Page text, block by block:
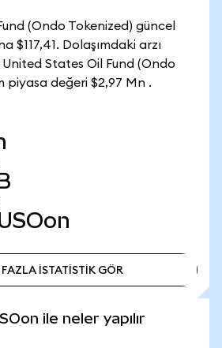
(Ondo Tokenized) güncel
$117,41. Dolaşımdaki arzı
States Oil Fund (Ondo
piyasa değeri $2,97 Mn .
İSTATİSTİK GÖR
ile neler yapılır